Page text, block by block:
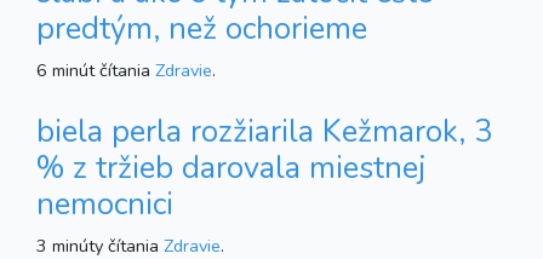
predtým, než ochorieme
6 minút čítania Zdravie.
biela perla rozžiarila Kežmarok, 3
% z tržieb darovala miestnej
nemocnici
3 minúty čítania Zdravie.